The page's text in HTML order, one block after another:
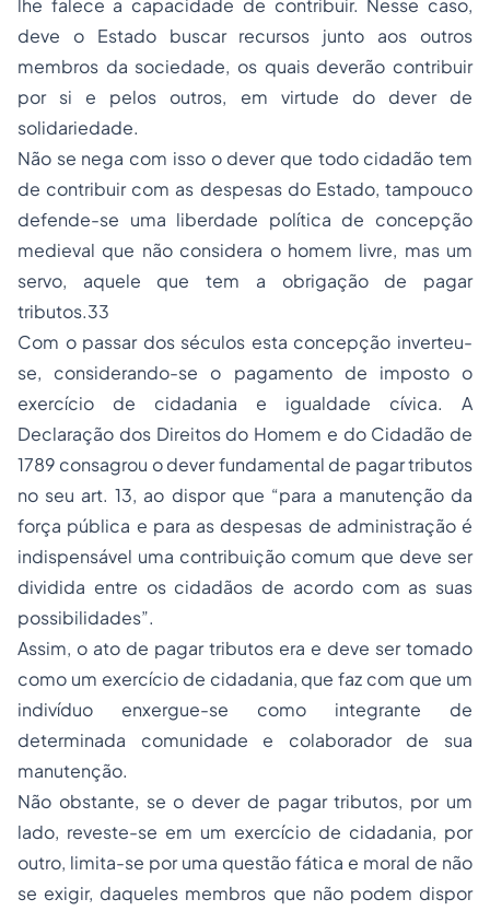
lhe falece a capacidade de contribuir. Nesse caso,
deve o Estado buscar recursos junto aos outros
membros da sociedade, os quais deverão contribuir
por si e pelos outros, em virtude do dever de
solidariedade.
Não se nega com isso o dever que todo cidadão tem
de contribuir com as despesas do Estado, tampouco
defende-se uma liberdade política de concepção
medieval que não considera o homem livre, mas um
servo, aquele que tem a obrigação de pagar
tributos.33
Com o passar dos séculos esta concepção inverteu-
se, considerando-se o pagamento de imposto o
exercício de cidadania e igualdade cívica. A
Declaração dos Direitos do Homem e do Cidadão de
1789 consagrou o dever fundamental de pagar tributos
no seu art. 13, ao dispor que “para a manutenção da
força pública e para as despesas de administração é
indispensável uma contribuição comum que deve ser
dividida entre os cidadãos de acordo com as suas
possibilidades”.
Assim, o ato de pagar tributos era e deve ser tomado
como um exercício de cidadania, que faz com que um
indivíduo enxergue-se como integrante de
determinada comunidade e colaborador de sua
manutenção.
Não obstante, se o dever de pagar tributos, por um
lado, reveste-se em um exercício de cidadania, por
outro, limita-se por uma questão fática e moral de não
se exigir, daqueles membros que não podem dispor